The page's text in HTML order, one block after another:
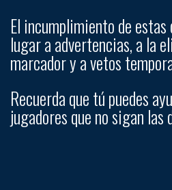
El incumplimiento de
lugar a advertencias, a la
marcador y a vetos
Recuerda que tú puedes
jugadores que no sigan